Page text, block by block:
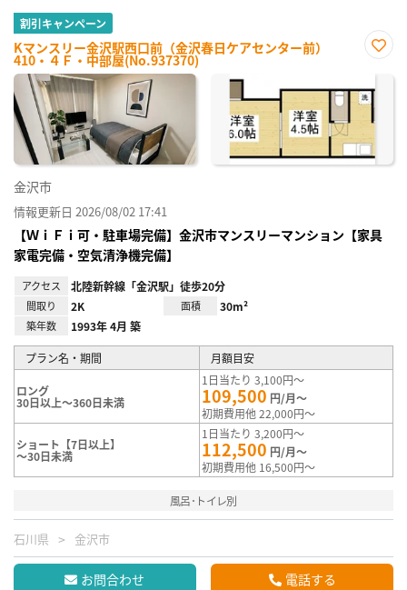
割引キャンペーン
Kマンスリー金沢駅西口前（金沢春日ケアセンター前）
410・４Ｆ・中部屋(No.937370)
に入
り登
録
金沢市
情報更新日 2026/08/02 17:41
【ＷｉＦｉ可・駐車場完備】金沢市マンスリーマンション【家具
家電完備・空気清浄機完備】
アクセス 北陸新幹線「金沢駅」徒歩20分
間取り 2K 面積 30m²
築年数 1993年 4月 築
プラン名・期間 月額目安
ロング
30日以上～360日未満
1日当たり 3,100円～
109,500 円/月～
初期費用他 22,000円～
ショート【7日以上】
～30日未満
1日当たり 3,200円～
112,500 円/月～
初期費用他 16,500円～
風呂･トイレ別
石川県 金沢市
お問合わせ 電話する